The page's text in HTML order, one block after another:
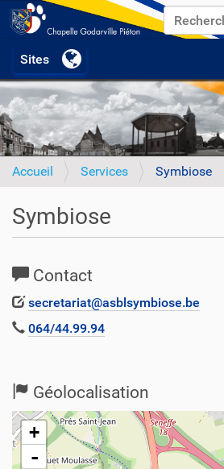
Chercher par
Accueil Services Symbiose
Symbiose
Contact
secretariat@asblsymbiose.be
064/44.99.94
Géolocalisation
+
-